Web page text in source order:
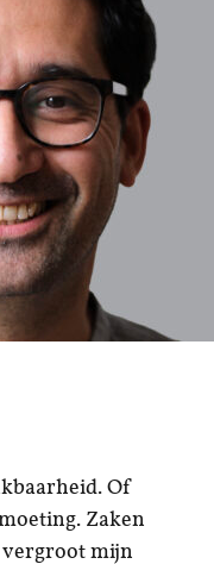
Of
Zaken
vergroot mijn